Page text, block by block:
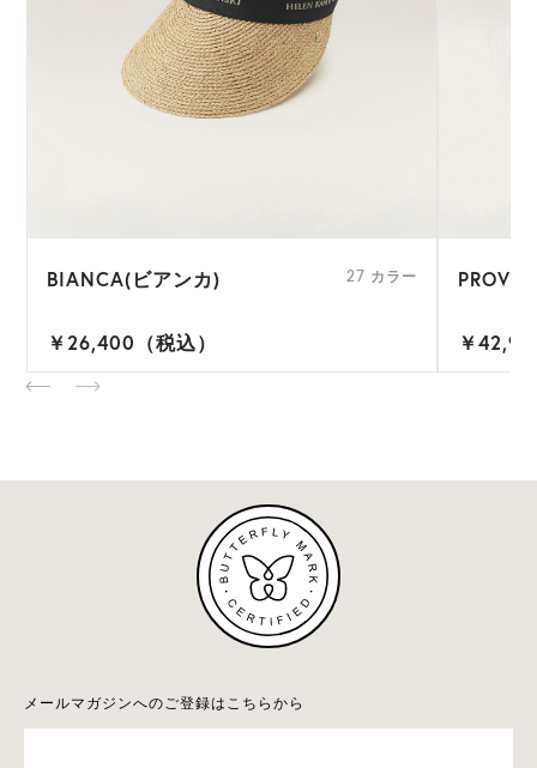
BIANCA(ビアンカ) 27 カラー
￥26,400（税込） ￥
メールマガジンへのご登録はこちらから